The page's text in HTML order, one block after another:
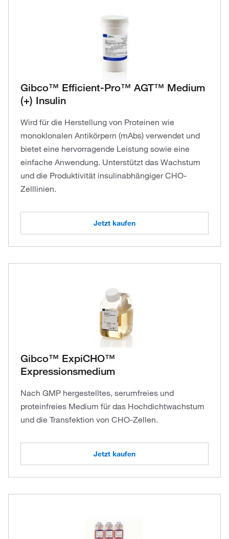
Gibco™ Efficient-Pro™ AGT™ Medium
(+) Insulin
Wird für die Herstellung von Proteinen wie
monoklonalen Antikörpern (mAbs) verwendet und
bietet eine hervorragende Leistung sowie eine
einfache Anwendung. Unterstützt das Wachstum
und die Produktivität insulinabhängiger CHO-
Zelllinien.
Jetzt kaufen
Gibco™ ExpiCHO™
Expressionsmedium
Nach GMP hergestelltes, serumfreies und
proteinfreies Medium für das Hochdichtwachstum
und die Transfektion von CHO-Zellen.
Jetzt kaufen